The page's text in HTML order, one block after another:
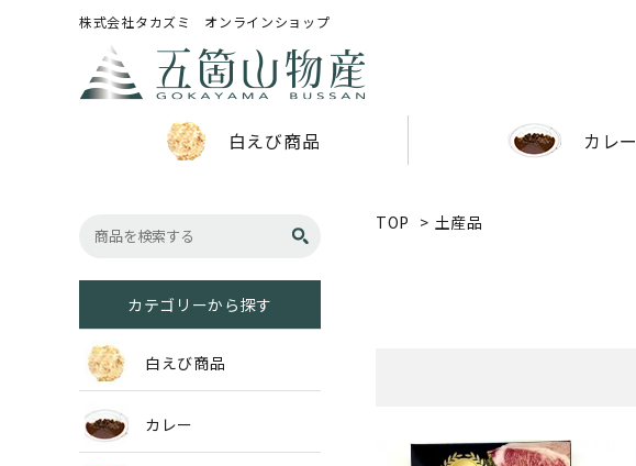
株式会社タカズミ オンラインショップ
白えび商品 カレー
TOP > 土産品
カテゴリーから探す
白えび商品
カレー